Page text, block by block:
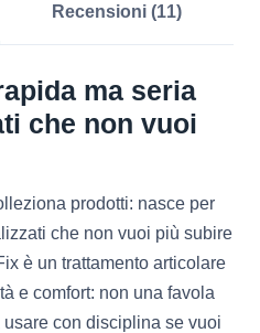
Recensioni (11)
ma seria
che non vuoi
prodotti: nasce per
che non vuoi più subire
è un trattamento articolare
e comfort: non una favola
con disciplina se vuoi